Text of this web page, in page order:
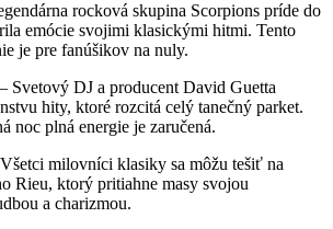
rocková skupina Scorpions príde do
emócie svojimi klasickými hitmi. Tento
je pre fanúšikov na nuly.
– Svetový DJ a producent David Guetta
hity, ktoré rozcitá celý tanečný parket.
noc plná energie je zaručená.
milovníci klasiky sa môžu tešiť na
Rieu, ktorý pritiahne masy svojou
a charizmou.